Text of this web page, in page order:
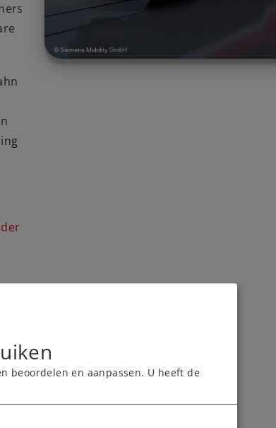
beoordelen en aanpassen. U heeft de